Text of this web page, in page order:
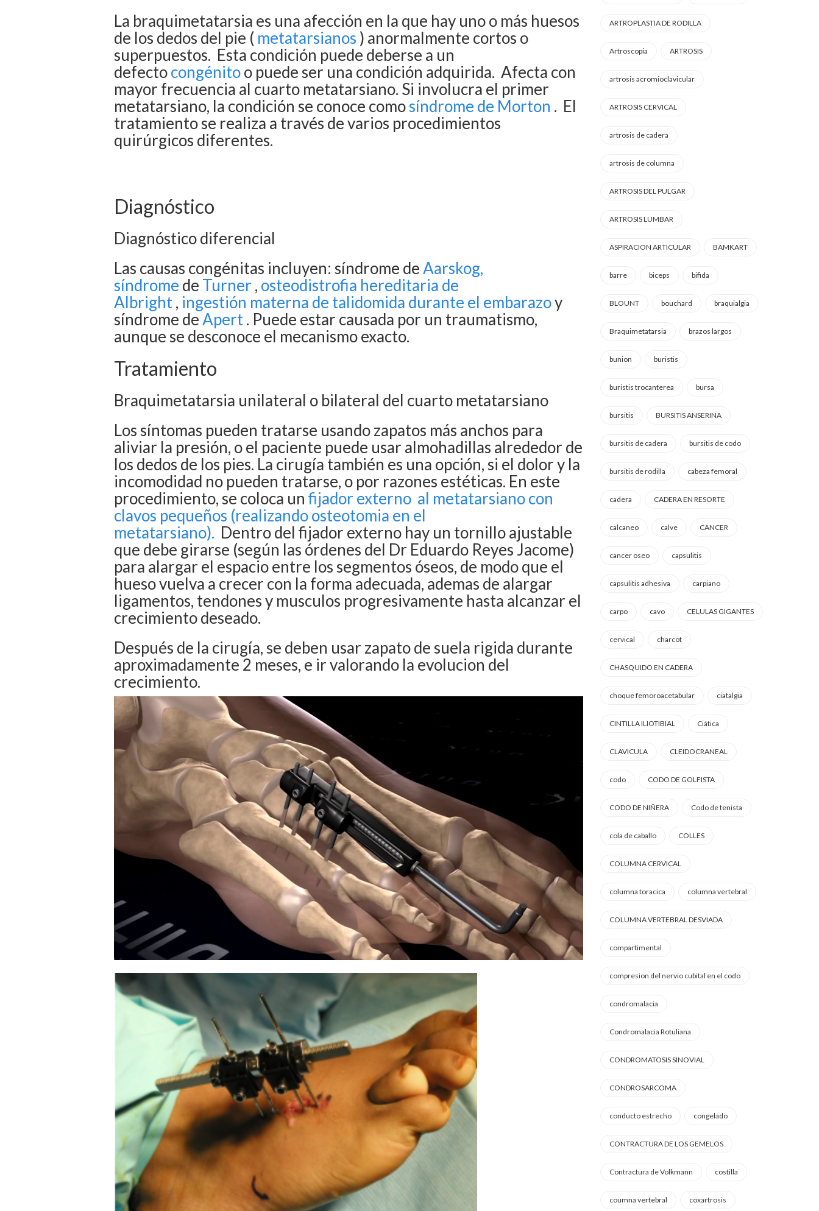
La braquimetatarsia es una afección en la que hay uno o más huesos
de los dedos del pie ( metatarsianos ) anormalmente cortos o
superpuestos. Esta condición puede deberse a un
defectocongénitoo puede ser una condición adquirida. Afecta con
mayor frecuencia al cuarto metatarsiano. Si involucra el primer
metatarsiano, la condición se conoce comosíndrome de Morton . El
tratamiento se realiza a través de varios procedimientos
quirúrgicos diferentes.
Diagnóstico
Diagnóstico diferencial
Las causas congénitas incluyen: síndrome deAarskog,
síndrome de Turner , osteodistrofia hereditaria de
Albright, ingestión materna de talidomida durante el embarazoy
síndrome deApert. Puede estar causada por un traumatismo,
aunque se desconoce el mecanismo exacto.
Tratamiento
Braquimetatarsia unilateral o bilateral del cuarto metatarsiano
Los síntomas pueden tratarse usando zapatos más anchos para
aliviar la presión, o el paciente puede usar almohadillas alrededor de
los dedos de los pies. La cirugía también es una opción, si el dolor y la
incomodidad no pueden tratarse, o por razones estéticas. En este
procedimiento, se coloca un fijador externo al metatarsiano con
clavos pequeños (realizando osteotomia en el
metatarsiano). Dentro del fijador externo hay un tornillo ajustable
que debe girarse (según las órdenes del Dr Eduardo Reyes Jacome)
para alargar el espacio entre los segmentos óseos, de modo que el
hueso vuelva a crecer con la forma adecuada, ademas de alargar
ligamentos, tendones y musculos progresivamente hasta alcanzar el
crecimiento deseado.
Después de la cirugía, se deben usar zapato de suela rigida durante
aproximadamente 2 meses, e ir valorando la evolucion del
crecimiento.
ARTROPLASTIA DE RODILLA
Artroscopia ARTROSIS
artrosis acromioclavicular
ARTROSIS CERVICAL
artrosis de cadera
artrosis de columna
ARTROSIS DEL PULGAR
ARTROSIS LUMBAR
ASPIRACION ARTICULAR BAMKART
barre biceps bifida
BLOUNT bouchard braquialgia
Braquimetatarsia brazos largos
bunion buristis
buristis trocanterea bursa
bursitis BURSITIS ANSERINA
bursitis de cadera bursitis de codo
bursitis de rodilla cabeza femoral
cadera CADERA EN RESORTE
calcaneo calve CANCER
cancer oseo capsulitis
capsulitis adhesiva carpiano
carpo cavo CELULAS GIGANTES
cervical charcot
CHASQUIDO EN CADERA
choque femoroacetabular ciatalgia
CINTILLA ILIOTIBIAL Ciática
CLAVICULA CLEIDOCRANEAL
codo CODO DE GOLFISTA
CODO DE NIÑERA Codo de tenista
cola de caballo COLLES
COLUMNA CERVICAL
columna toracica columna vertebral
COLUMNA VERTEBRAL DESVIADA
compartimental
compresion del nervio cubital en el codo
condromalacia
Condromalacia Rotuliana
CONDROMATOSIS SINOVIAL
CONDROSARCOMA
conducto estrecho congelado
CONTRACTURA DE LOS GEMELOS
Contractura de Volkmann costilla
coumna vertebral coxartrosis